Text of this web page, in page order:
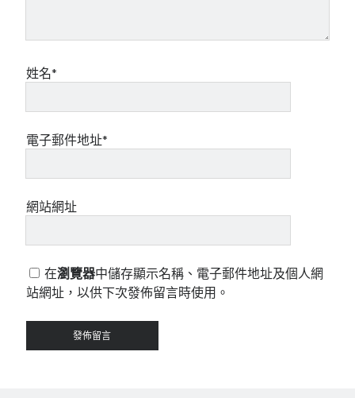
姓名*
電子郵件地址*
網站網址
在瀏覽器中儲存顯示名稱、電子郵件地址及個人網
站網址，以供下次發佈留言時使用。